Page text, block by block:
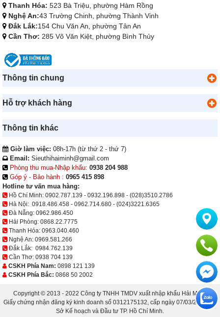
Thanh Hóa: 523 Bà Triệu, phường Hàm Rồng
Nghệ An:43 Trường Chinh, phường Thành Vinh
Đắk Lắk:154 Chu Văn An, phường Tân An
Cần Thơ: 285 Võ Văn Kiệt, phường Bình Thủy
Thông tin chung
Hỗ trợ khách hàng
Thông tin khác
Giờ làm việc: 08h-17h (từ thứ 2 - thứ 7)
Email: Sieuthihaiminh@gmail.com
Phòng thu mua-Nhập khẩu: 0938 204 988
Góp ý - Bảo hành : 0965 415 898
Hotline tư vấn mua hàng:
Hồ Chí Minh: 0902.787.139 - 0932.196.898 - (028)3510.2786
Hà Nội: 0918.486.458 - 0962.714.680 - (024)3221.6365
Đà Nẵng: 0962.986.450
Hải Phòng: 0868.22.7775
Thanh Hóa: 0963.040.460
Nghệ An: 0969.581.266
Đắk Lắk: 0984.762.139
Cần Thơ: 0938 704 139
CSKH Phía Nam: 0898 121 139
CSKH Phía Bắc: 0868 50 2002
Copyright © 2013 - 2022 Công ty TNHH TMDV xuất nhập khẩu Hải Minh.
Giấy chứng nhận đăng ký kinh doanh số 0312175132, cấp ngày 07/03/2013 bởi
Sở Kế hoạch và Đầu tư TP. Hồ Chí Minh.